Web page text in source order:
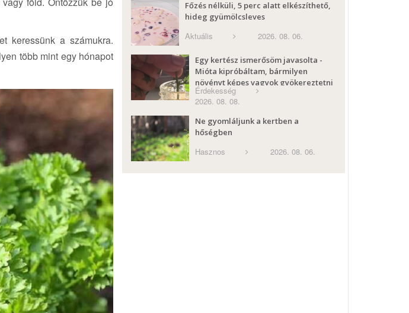
keressünk a számukra.
több mint egy hónapot
Főzés nélküli, 5 perc alatt elkészíthető,
hideg gyümölcsleves
Aktuális 2026. 08. 06.
Egy kertész ismerősöm javasolta -
Mióta kipróbáltam, bármilyen
növényt képes vagyok gyökereztetni
Érdekesség
2026. 08. 08.
Ne gyomláljunk a kertben a
hőségben
Hasznos 2026. 08. 06.